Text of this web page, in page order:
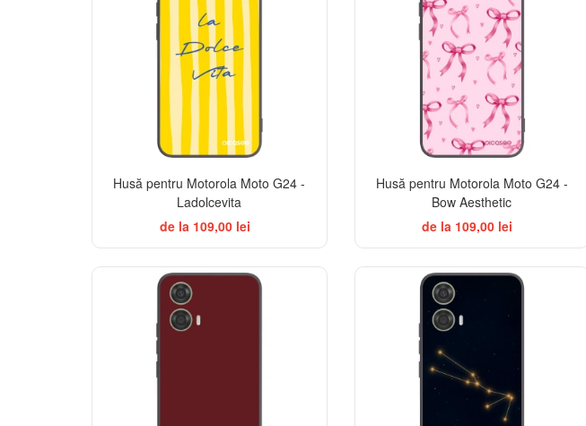
Husă pentru Motorola Moto G24 -
Ladolcevita
de la 109,00 lei
Husă pentru Motorola Moto G24 -
Bow Aesthetic
de la 109,00 lei